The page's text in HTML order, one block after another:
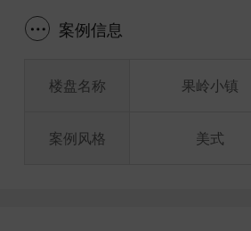
案例信息
楼盘名称
案例风格
果岭小镇
美式